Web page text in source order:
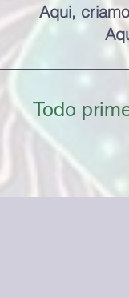
Aqui,
Todo